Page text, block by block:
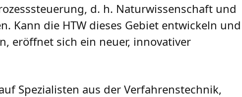
d. h. Naturwissenschaft und
Kann die HTW dieses Gebiet entwickeln und
eröffnet sich ein neuer, innovativer
Spezialisten aus der Verfahrenstechnik,